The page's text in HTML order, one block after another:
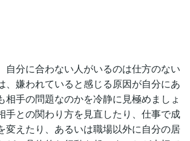
自分に合わない人がいるのは仕方のない
、嫌われていると感じる原因が自分にあ
相手の問題なのかを冷静に見極めましょ
手との関わり方を見直したり、仕事で成
変えたり、あるいは職場以外に自分の居